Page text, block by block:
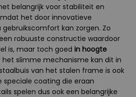
belangrijk voor stabiliteit en
het door innovatieve
kan zorgen. Zo
robuuste constructie waardoor
is, maar toch goed in hoogte
het slimme mechanisme kan dit in
van het stalen frame is ook
speciale coating die eraan
spelen dus ook een belangrijke